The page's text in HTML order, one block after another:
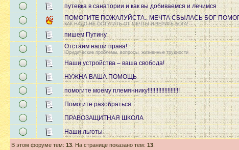
путевка в санатории и как вы добиваемся и лечимся
ПОМОГИТЕ ПОЖАЛУЙСТА.. МЕЧТА СБЫЛАСЬ БОГ
КАК НАДО НЕ ОСТУПАТЬ ОТ МЕЧТЫ И ВЕРИТЬ БОГА!
пишем Путину
Отстаим наши права!
Юридические проблемы, вопросы, жизненные трудности
Наши устройства – ваша свобода!
НУЖНА ВАША ПОМОЩЬ
помогите моему племяннику!!!!!!!!!!!!!!!!!!!!!
Помогите разобраться
ПРАВОЗАЩИТНАЯ ШКОЛА
Наши льготы
В этом форуме тем: 13. На странице показано тем: 13.